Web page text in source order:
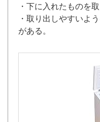
・下に入れたものを
・取り出しやすいよ
がある。